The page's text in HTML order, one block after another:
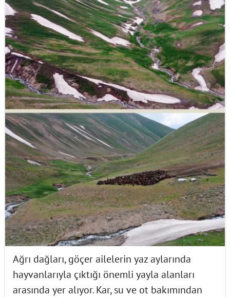
Ağrı dağları, göçer ailelerin yaz aylarında
hayvanlarıyla çıktığı önemli yayla alanları
arasında yer alıyor. Kar, su ve ot bakımından